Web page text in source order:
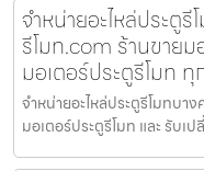
จำหน่ายอะไหล่ประตู
รีโมท.com ร้านขายม
มอเตอร์ประตูรีโมท ทุ
จำหน่ายอะไหล่ประตูรีโมทบา
มอเตอร์ประตูรีโมท และ รับ